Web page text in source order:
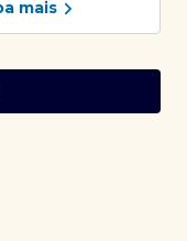
mais